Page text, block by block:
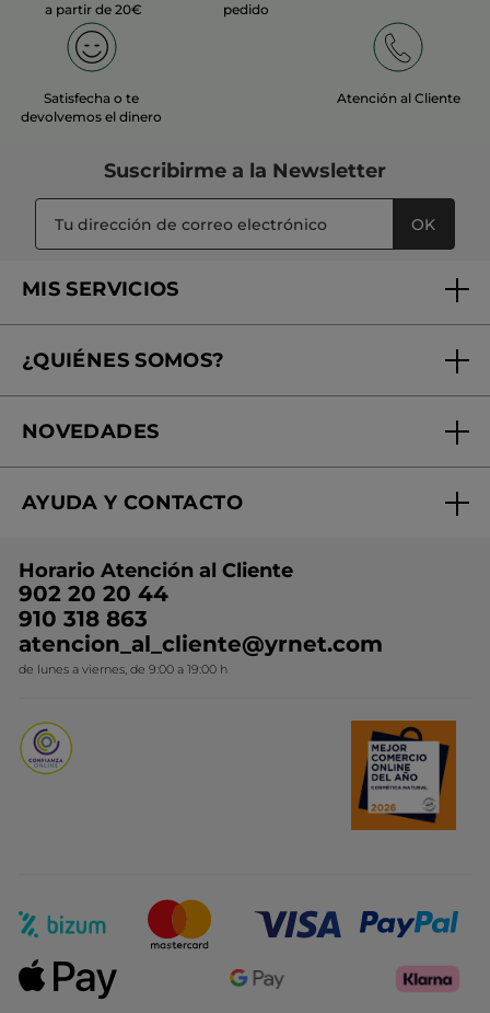
a partir de 20€
pedido
Satisfecha o te
devolvemos el dinero
Atención al Cliente
Suscribirme a la Newsletter
OK
MIS SERVICIOS
Tratamientos de Belleza
Mi club Yves Rocher
¿QUIÉNES SOMOS?
¿Quiénes somos?
Nuestros compromisos
Conviértete en Franquiciada
NOVEDADES
Rebajas
Ideas de Regalo
Colección Monoi
Novedades del mes
AYUDA Y CONTACTO
Contacto
Horario Atención al Cliente
902 20 20 44
910 318 863
atencion_al_cliente@yrnet.com
de lunes a viernes, de 9:00 a 19:00 h